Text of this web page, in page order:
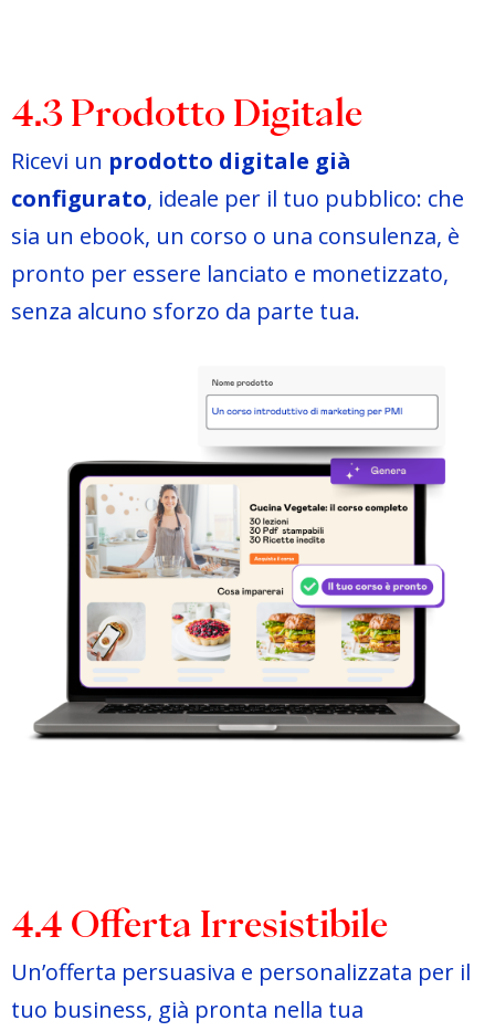
4.3 Prodotto Digitale
Ricevi un prodotto digitale già
configurato, ideale per il tuo pubblico: che
sia un ebook, un corso o una consulenza, è
pronto per essere lanciato e monetizzato,
senza alcuno sforzo da parte tua.
4.4 Offerta Irresistibile
Un’offerta persuasiva e personalizzata per il
tuo business, già pronta nella tua